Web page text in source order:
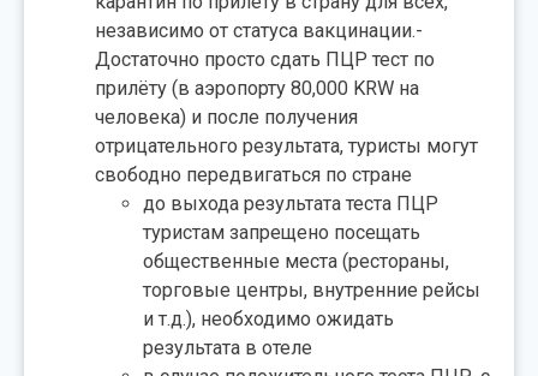
независимо от статуса вакцинации.-
Достаточно просто сдать ПЦР тест по
прилёту (в аэропорту 80,000 KRW на
человека) и после получения
отрицательного результата, туристы могут
свободно передвигаться по стране
до выхода результата теста ПЦР
туристам запрещено посещать
общественные места (рестораны,
торговые центры, внутренние рейсы
и т.д.), необходимо ожидать
результата в отеле